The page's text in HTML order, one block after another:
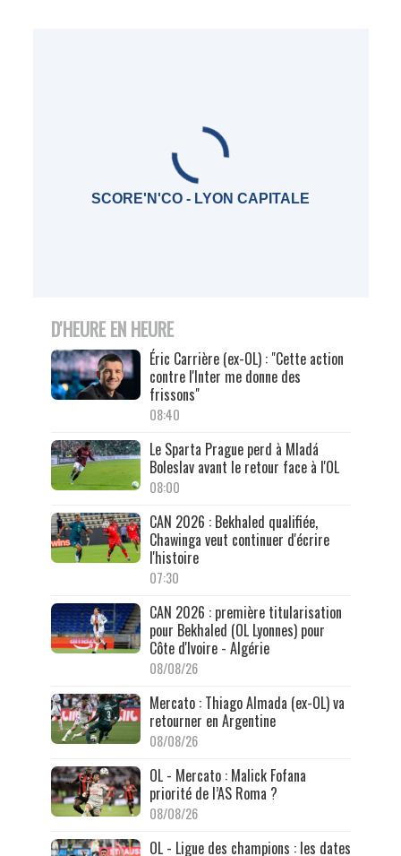
SCORE'N'CO - LYON CAPITALE
D'HEURE EN HEURE
Éric Carrière (ex-OL) : "Cette action
contre l'Inter me donne des
frissons"
08:40
Le Sparta Prague perd à Mladá
Boleslav avant le retour face à l'OL
08:00
CAN 2026 : Bekhaled qualifiée,
Chawinga veut continuer d'écrire
l'histoire
07:30
CAN 2026 : première titularisation
pour Bekhaled (OL Lyonnes) pour
Côte d'Ivoire - Algérie
08/08/26
Mercato : Thiago Almada (ex-OL) va
retourner en Argentine
08/08/26
OL - Mercato : Malick Fofana
priorité de l’AS Roma ?
08/08/26
OL - Ligue des champions : les dates